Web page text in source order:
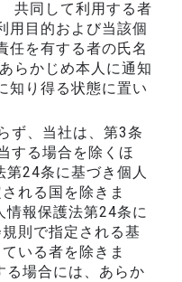
共同して利用する者
用目的および当該個
任を有する者の氏名
らかじめ本人に通知
知り得る状態に置い
ず、当社は、第3条
する場合を除くほ
第24条に基づき個人
れる国を除きま
情報保護法第24条に
則で指定される基
いる者を除きま
る場合には、あらか